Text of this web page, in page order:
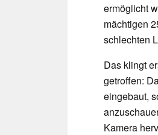
ermöglicht
mächtigen
schlechten
Das klingt
getroffen:
eingebaut,
Kamera